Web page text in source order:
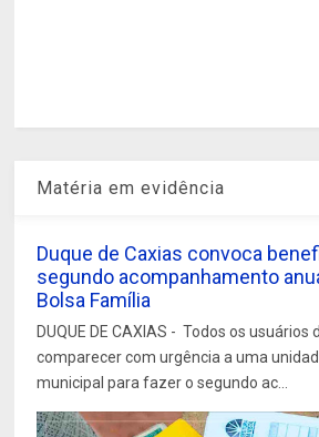
Matéria em evidência
Duque de Caxias convoca
segundo acompanhamento
Bolsa Família
DUQUE DE CAXIAS - Todos os
comparecer com urgência a uma
municipal para fazer o segundo ac...